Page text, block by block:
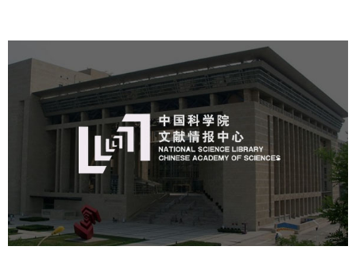
中国科学院文献情报中心
网站建设
数字博物馆建设
展厅空间设计
产品展厅设计